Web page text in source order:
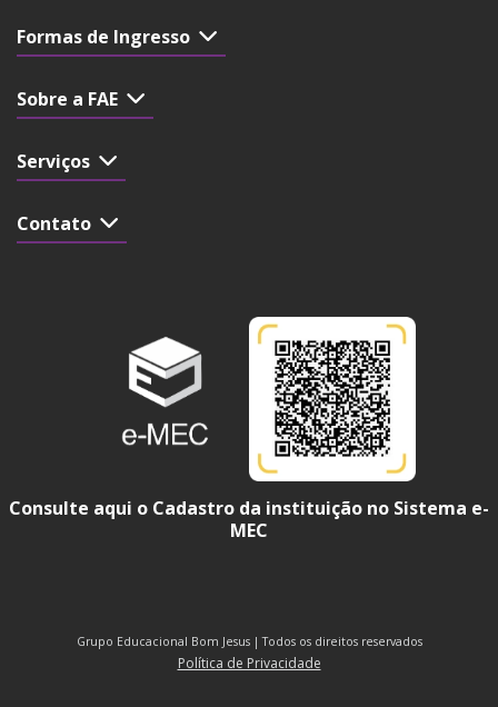
Formas de Ingresso
Sobre a FAE
Serviços
Contato
Consulte aqui o Cadastro da instituição no Sistema e-
MEC
Grupo Educacional Bom Jesus | Todos os direitos reservados
Política de Privacidade